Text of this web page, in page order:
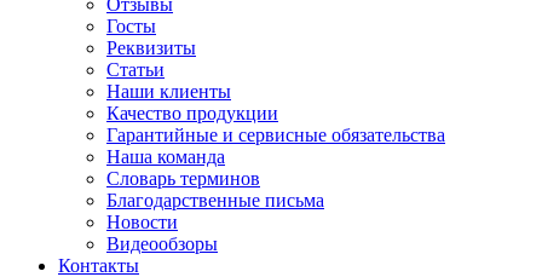
Отзывы
Госты
Реквизиты
Статьи
Наши клиенты
Качество продукции
Гарантийные и сервисные обязательства
Наша команда
Словарь терминов
Благодарственные письма
Новости
Видеообзоры
Контакты